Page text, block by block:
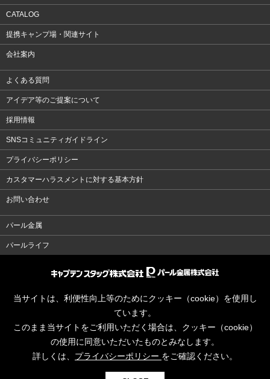
CATALOG
提携キャンプ場・関連サイト
会社案内
よくある質問
アイデア等のご提案について
採用情報
SNSコミュニティガイドライン
プライバシーポリシー
カスタマーハラスメントに対する基本方針
お問い合わせ
パール金属
パールライフ
当サイトは、利便性向上等のためにクッキー（cookie）を使用し
ています。
このまま当サイトをご利用いただく場合は、クッキー（cookie）
の使用に同意いただいたものとみなします。
詳しくは、 プライバシーポリシー をご確認ください。